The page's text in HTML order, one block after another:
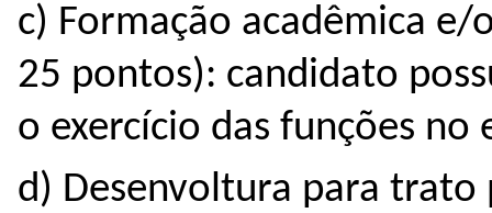
c) Formação acadêmica
25 pontos): candidato
o exercício das funções no
d) Desenvoltura para trato